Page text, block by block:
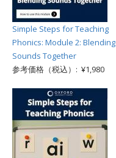
Simple Steps for Teaching
Phonics: Module 2: Blending
Sounds Together
参考価格（税込）: ¥1,980